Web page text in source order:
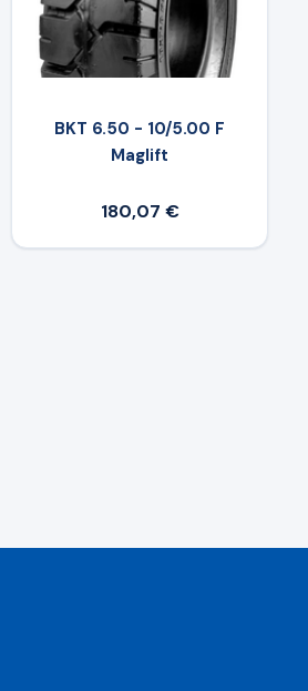
BKT 6.50 - 10/5.00 F
Maglift
180,07 €